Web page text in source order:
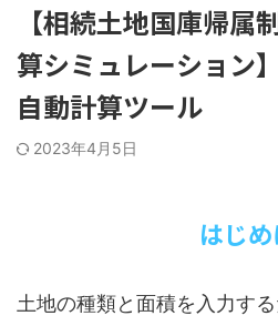
【相続土地国庫帰属
算シミュレーション
自動計算ツール
2023年4月5日
はじ
土地の種類と面積を入力す